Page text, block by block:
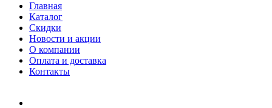
Главная
Каталог
Скидки
Новости и акции
О компании
Оплата и доставка
Контакты